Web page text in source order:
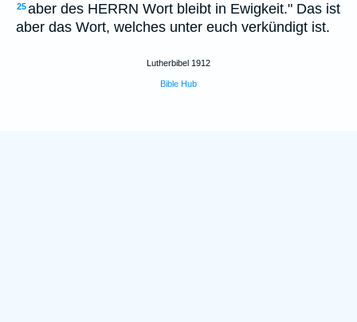
25aber des HERRN Wort bleibt in Ewigkeit." Das ist
aber das Wort, welches unter euch verkündigt ist.
Lutherbibel 1912
Bible Hub